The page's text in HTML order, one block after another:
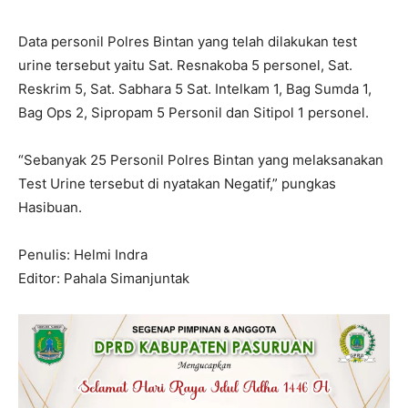
Data personil Polres Bintan yang telah dilakukan test
urine tersebut yaitu Sat. Resnakoba 5 personel, Sat.
Reskrim 5, Sat. Sabhara 5 Sat. Intelkam 1, Bag Sumda 1,
Bag Ops 2, Sipropam 5 Personil dan Sitipol 1 personel.
“Sebanyak 25 Personil Polres Bintan yang melaksanakan
Test Urine tersebut di nyatakan Negatif,” pungkas
Hasibuan.
Penulis: Helmi Indra
Editor: Pahala Simanjuntak